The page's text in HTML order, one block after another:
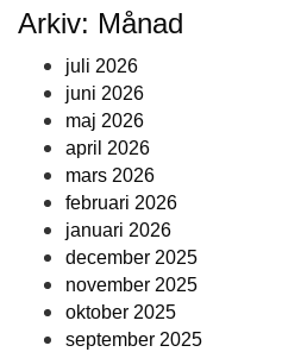
Arkiv: Månad
juli 2026
juni 2026
maj 2026
april 2026
mars 2026
februari 2026
januari 2026
december 2025
november 2025
oktober 2025
september 2025